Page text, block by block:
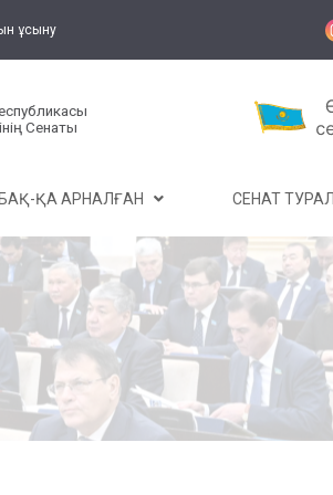
ұсыну
Сенаты
БАҚ-ҚА АРНАЛҒАН СЕНАТ